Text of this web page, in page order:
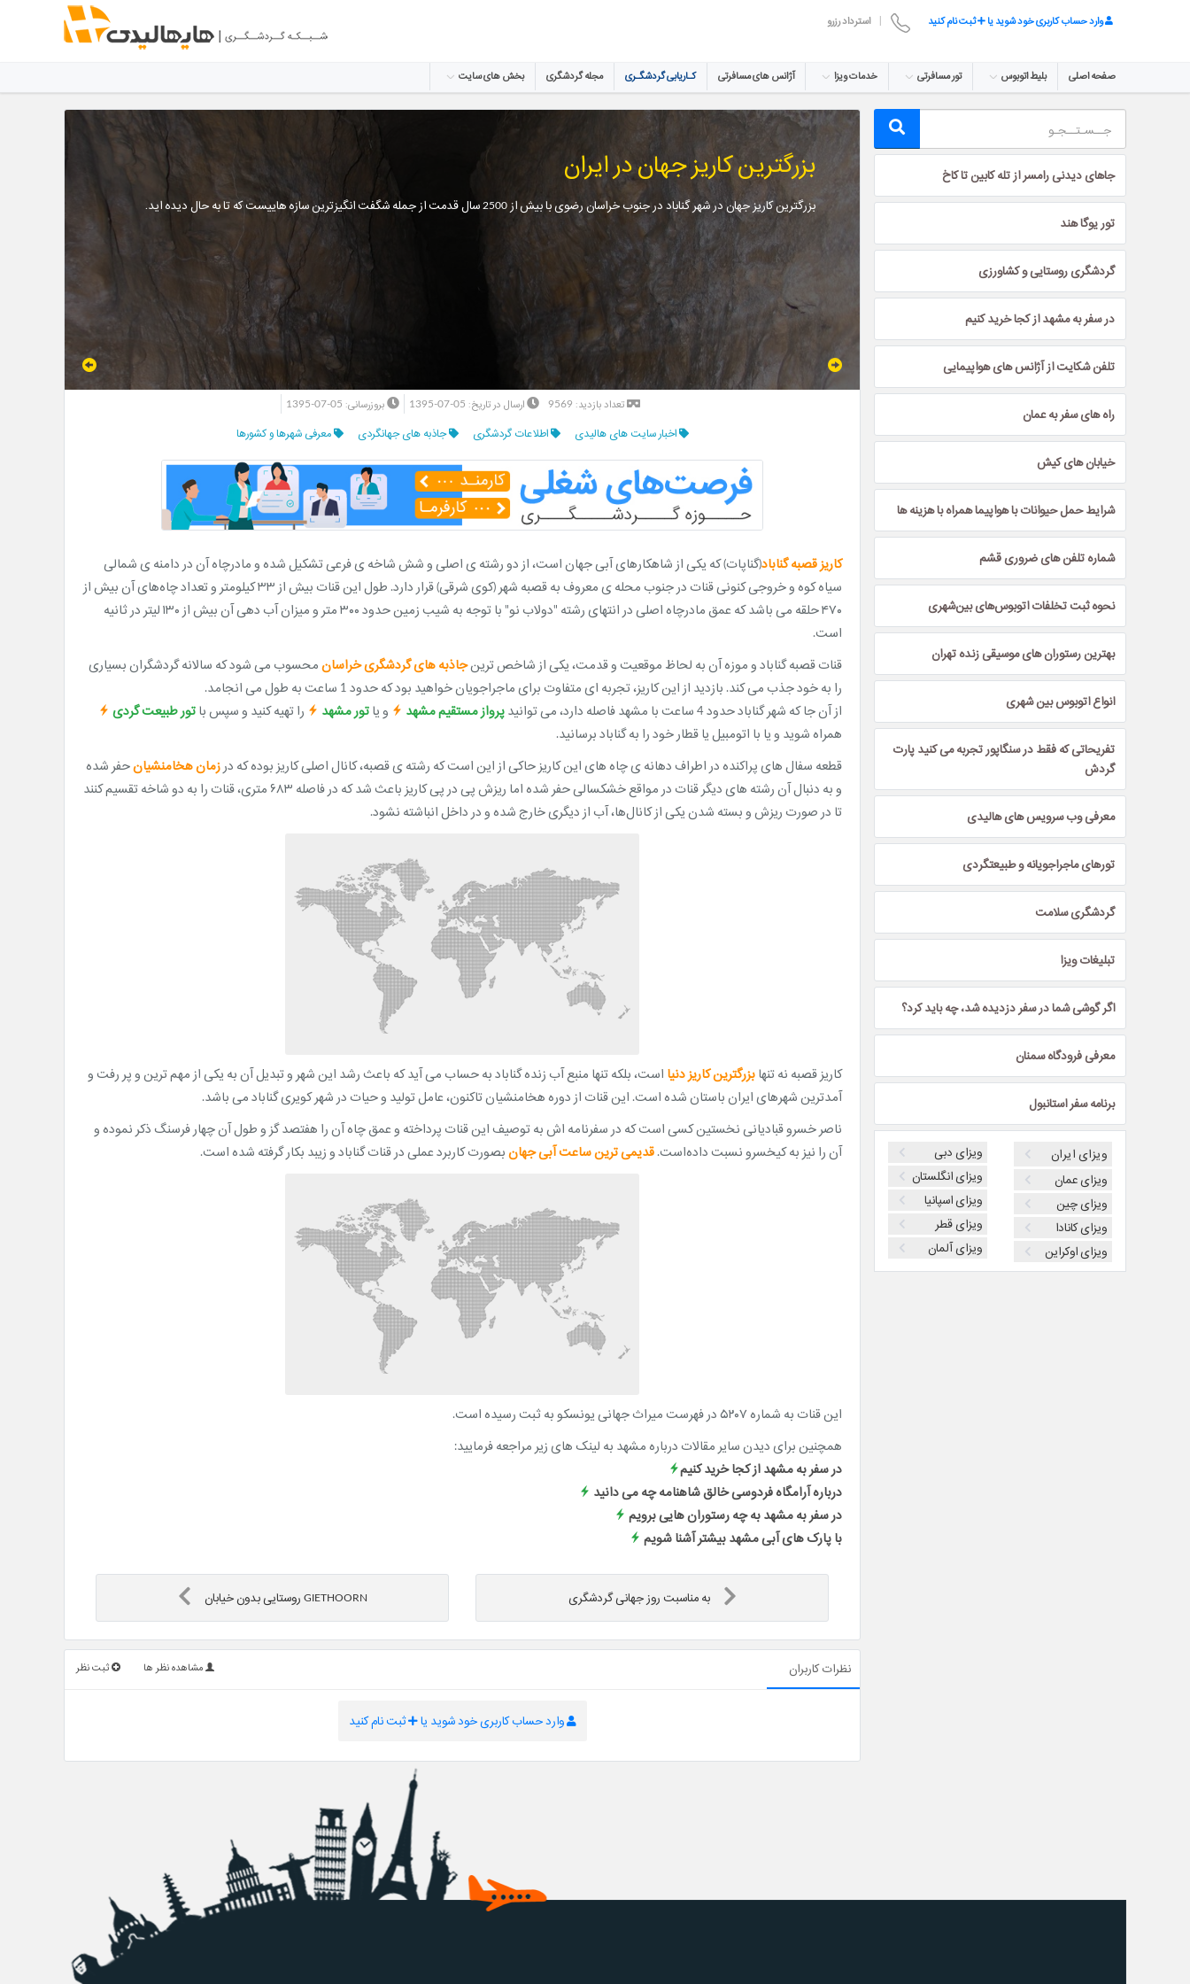
وارد حساب کاربری خود شوید یا ثبت نام کنید استرداد رزرو
صفحه اصلی بلیط اتوبوس تور مسافرتی خدمات ویزا آژانس های مسافرتی کـاریابی گردشگـری مجله گردشگری بخش های سایت
جاهای دیدنی رامسر از تله کابین تا کاخ
تور یوگا هند
گردشگری روستایی و کشاورزی
در سفر به مشهد از کجا خرید کنیم
تلفن شکایت از آژانس های هواپیمایی
راه های سفر به عمان
خیابان های کیش
شرایط حمل حیوانات با هواپیما همراه با هزینه ها
شماره تلفن های ضروری قشم
نحوه ثبت تخلفات اتوبوس‌های بین‌شهری
بهترین رستوران های موسیقی زنده تهران
انواع اتوبوس بین شهری
تفریحاتی که فقط در سنگاپور تجربه می کنید پارت
گردش
معرفی وب سرویس های هالیدی
تورهای ماجراجویانه و طبیعتگردی
گردشگری سلامت
تبلیغات ویزا
اگر گوشی شما در سفر دزدیده شد، چه باید کرد؟
معرفی فرودگاه سمنان
برنامه سفر استانبول
ویزای ایران
ویزای عمان
ویزای چین
ویزای کانادا
ویزای اوکراین
ویزای دبی
ویزای انگلستان
ویزای اسپانیا
ویزای قطر
ویزای آلمان
بزرگترین کاریز جهان در ایران
بزرگترین کاریز جهان در شهر گناباد در جنوب خراسان رضوی با بیش از 2500 سال قدمت از جمله شگفت انگیزترین سازه هاییست که تا به حال دیده اید.
تعداد بازدید: 9569 ارسال در تاریخ: 1395-07-05 بروزرسانی: 1395-07-05
اخبار سایت های هالیدی اطلاعات گردشگری جاذبه های جهانگردی معرفی شهرها و کشورها
کاریز قصبه گناباد(گناپات) که یکی از شاهکارهای آبی جهان است، از دو رشته ی اصلی و شش شاخه ی فرعی تشکیل شده و مادرچاه آن در دامنه ی شمالی
سیاه کوه و خروجی کنونی قنات در جنوب محله ی معروف به قصبه شهر (کوی شرقی) قرار دارد. طول این قنات بیش از ۳۳ کیلومتر و تعداد چاه‌های آن بیش از
۴۷۰ حلقه می باشد که عمق مادرچاه اصلی در انتهای رشته "دولاب نو" با توجه به شیب زمین حدود ۳۰۰ متر و میزان آب دهی آن بیش از ۱۳۰ لیتر در ثانیه
‌است.
قنات قصبه گناباد و موزه آن به لحاظ موقعیت و قدمت، یکی از شاخص ترینجاذبه های گردشگری خراسان محسوب می شود که سالانه گردشگران بسیاری
را به خود جذب می کند. بازدید از این کاریز، تجربه ای متفاوت برای ماجراجویان خواهید بود که حدود 1 ساعت به طول می انجامد.
از آن جا که شهر گناباد حدود 4 ساعت با مشهد فاصله دارد، می توانید
پرواز مستقیم مشهد و یا تور مشهد را تهیه کنید و سپس با تور طبیعت گردی
همراه شوید و یا با اتومبیل یا قطار خود را به گناباد برسانید.
قطعه سفال های پراکنده در اطراف دهانه ی چاه های این کاریز حاکی از این است که رشته ی قصبه، کانال اصلی کاریز بوده که در زمان هخامنشیان حفر شده
و به دنبال آن رشته های دیگر قنات در مواقع خشکسالی حفر شده اما ریزش پی در پی کاریز باعث شد که در فاصله ۶۸۳ متری، قنات را به دو شاخه تقسیم کنند
تا در صورت ریزش و بسته شدن یکی از کانال‌ها، آب از دیگری خارج شده و در داخل انباشته نشود.
کاریز قصبه نه تنها بزرگترین کاریز دنیا است، بلکه تنها منبع آب زنده گناباد به حساب می آید که باعث رشد این شهر و تبدیل آن به یکی از مهم ترین و پر رفت و
آمدترین شهرهای ایران باستان شده است. این قنات از دوره هخامنشیان تاکنون، عامل تولید و حیات در شهر کویری گناباد می باشد.
ناصر خسرو قبادیانی نخستین کسی است که در سفرنامه اش به توصیف این قنات پرداخته و عمق چاه آن را هفتصد گز و طول آن چهار فرسنگ ذکر نموده و
آن را نیز به کیخسرو نسبت داده‌است. قدیمی ترین ساعت آبی جهان بصورت کاربرد عملی در قنات گناباد و زیبد بکار گرفته شده است.
این قنات به شماره ۵۲۰۷ در فهرست میراث جهانی یونسکو به ثبت رسیده است.
همچنین برای دیدن سایر مقالات درباره مشهد به لینک های زیر مراجعه فرمایید:
در سفر به مشهد از کجا خرید کنیم
درباره آرامگاه فردوسی خالق شاهنامه چه می دانید
در سفر به مشهد به چه رستوران هایی برویم
با پارک های آبی مشهد بیشتر آشنا شویم
به مناسبت روز جهانی گردشگری GIETHOORN روستایی بدون خیابان
نظرات کاربران ثبت نظر مشاهده نظر ها
وارد حساب کاربری خود شوید یا ثبت نام کنید